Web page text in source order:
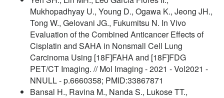
Mukhopadhyay U., Young D., Ogawa K., Jeong JH.,
Tong W., Gelovani JG., Fukumitsu N. In Vivo
Evaluation of the Combined Anticancer Effects of
Cisplatin and SAHA in Nonsmall Cell Lung
Carcinoma Using [18F]FAHA and [18F]FDG
PET/CT Imaging. // Mol Imaging - 2021 - Vol2021 -
NNULL - p.6660358; PMID:33867871
Bansal H., Ravina M., Nanda S., Lukose TT.,